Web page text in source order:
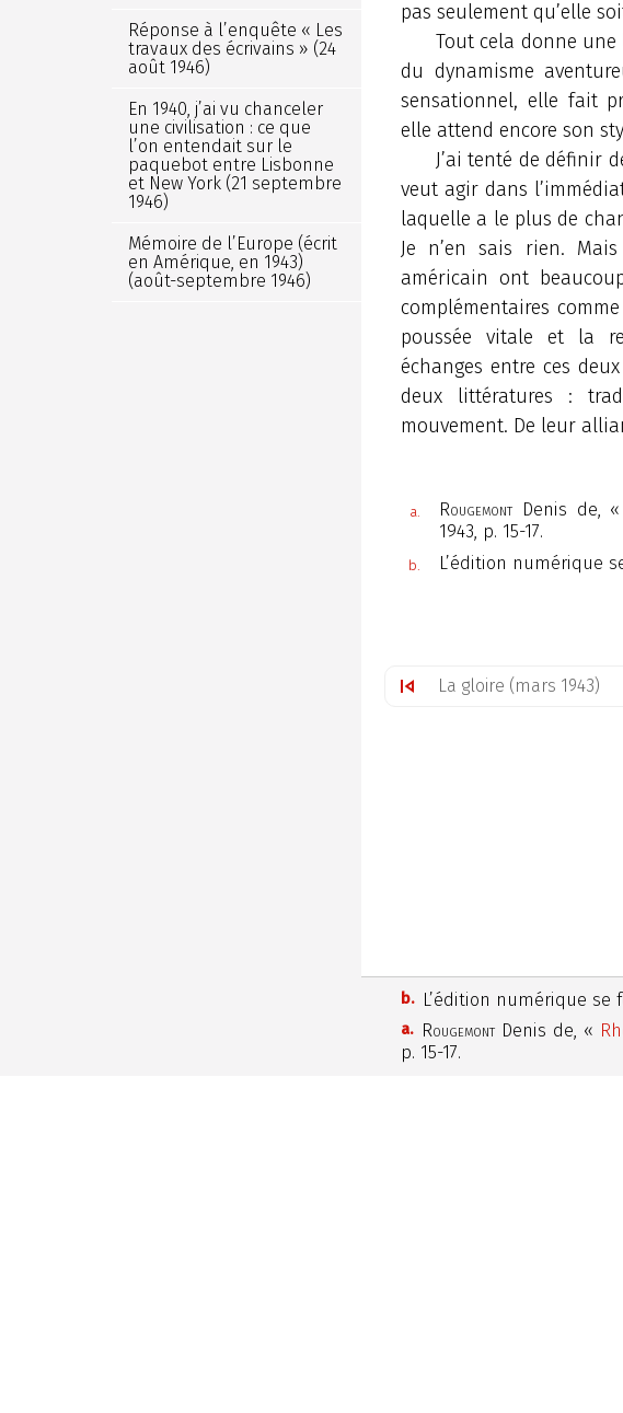
pas seulement qu’elle
Tout cela donne une
du dynamisme
sensationnel, elle fait
elle attend encore son
J’ai tenté de définir
veut agir dans
laquelle a le plus de
Je n’en sais rien.
américain ont
complémentaires
poussée vitale et la
échanges entre ces
deux littératures :
mouvement. De leur
a. Rougemont Denis de, «
1943, p. 15-17.
b. L’édition numérique
b. L’édition numérique se
a. Rougemont Denis de, «
p. 15-17.
La gloire (mars 1943)
Réponse à l’enquête « Les
travaux des écrivains » (24
août 1946)
En 1940, j’ai vu chanceler
une civilisation : ce que
l’on entendait sur le
paquebot entre Lisbonne
et New York (21 septembre
1946)
Mémoire de l’Europe (écrit
en Amérique, en 1943)
(août-septembre 1946)